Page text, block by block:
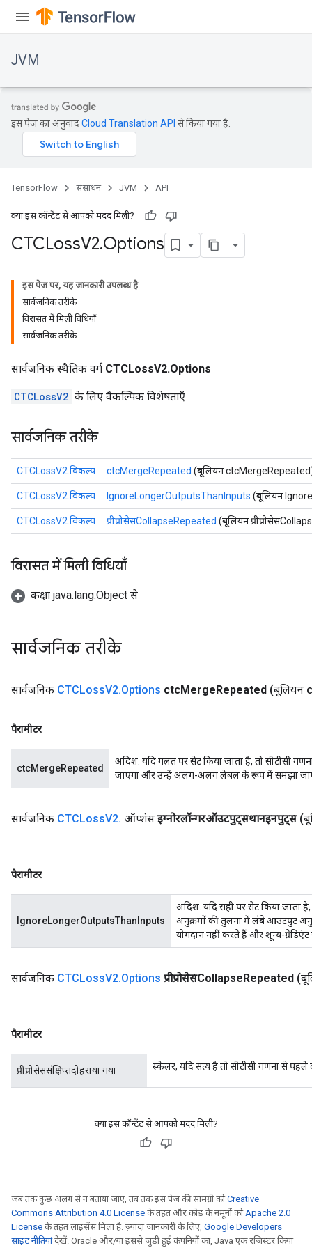
JVM
इस पेज का अनुवादCloud Translation API से किया गया है.
TensorFlow संसाधन JVM API
क्या इस कॉन्टेंट से आपको मदद मिली?
CTCLossV2.Options
इस पेज पर, यह जानकारी उपलब्ध है
सार्वजनिक तरीके
विरासत में मिली विधियाँ
सार्वजनिक तरीके
सार्वजनिक स्थैतिक वर्ग CTCLossV2.Options
CTCLossV2 के लिए वैकल्पिक विशेषताएँ
सार्वजनिक तरीके
CTCLossV2.विकल्प ctcMergeRepeated (बूलियन
CTCLossV2.विकल्प IgnoreLongerOutputsThanInputs (बूलियन
CTCLossV2.विकल्प प्रीप्रोसेसCollapseRepeated (बूलियन
विरासत में मिली विधियाँ
कक्षा java.lang.Object से
सार्वजनिक तरीके
सार्वजनिक CTCLossV2.Options ctcMergeRepeated (बूलियन
पैरामीटर
ctcMergeRepeated
अदिश. यदि गलत पर सेट किया जाता है, तो सीटीसी
जाएगा और उन्हें अलग-अलग लेबल के रूप में समझा
सार्वजनिक CTCLossV2. ऑप्शंस इग्नोरलॉन्गरऑउटपुट्सथानइनपुट्स
पैरामीटर
IgnoreLongerOutputsThanInputs
अदिश. यदि सही पर सेट किया जाता
अनुक्रमों की तुलना में लंबे आउटपुट
योगदान नहीं करते हैं और शून्य-
सार्वजनिक CTCLossV2.Options प्रीप्रोसेसCollapseRepeated
पैरामीटर
प्रीप्रोसेससंक्षिप्तदोहराया गया स्केलर, यदि सत्य है तो सीटीसी गणना से पहले
क्या इस कॉन्टेंट से आपको मदद मिली?
जब तक कुछ अलग से न बताया जाए, तब तक इस पेज की सामग्री कोCreative
Commons Attribution 4.0 License के तहत और कोड के नमूनों कोApache 2.0
License के तहत लाइसेंस मिला है. ज़्यादा जानकारी के लिए, Google Developers
साइट नीतियांदेखें. Oracle और/या इससे जुड़ी हुई कंपनियों का, Java एक रजिस्टर किया